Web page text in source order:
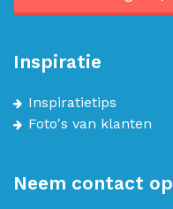
Inspiratie
Inspiratietips
Foto's van klanten
Neem contact op